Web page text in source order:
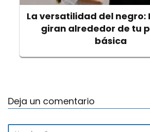
La versatilidad del negro:
giran alrededor de tu
básica
Deja un comentario